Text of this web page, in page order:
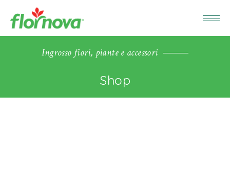
Ingrosso fiori, piante e accessori
Shop